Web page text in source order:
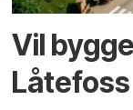
Vil
Låtefoss